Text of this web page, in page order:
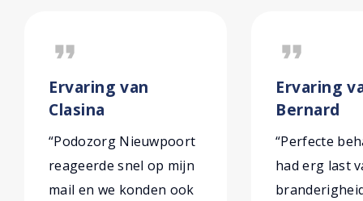
format_quote
Ervaring van
Clasina
“Podozorg Nieuwpoort
reageerde snel op mijn
mail en we konden ook
format_quote
Ervaring
Bernard
“Perfecte
had erg last